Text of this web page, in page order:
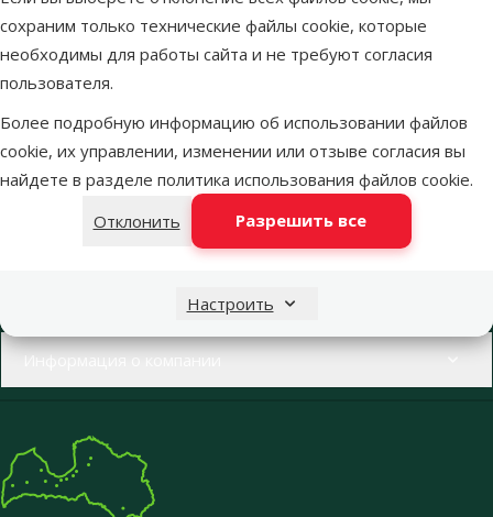
сохраним только технические файлы cookie, которые
необходимы для работы сайта и не требуют согласия
пользователя.
Более подробную информацию об использовании файлов
cookie, их управлении, изменении или отзыве согласия вы
найдете в разделе политика использования файлов cookie.
Отклонить
Разрешить все
Настроить
Напиши нам
eveikals@dinozoo.lv
Звони – 26 100 502
Пн.–Пт. 9:00 – 17:00
Свяжись с нами
Открыть чат один из наших магазинов
Информация о компании